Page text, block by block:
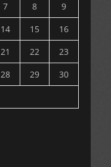
7 8
9
14 15
16
21 22
23
28 29
30